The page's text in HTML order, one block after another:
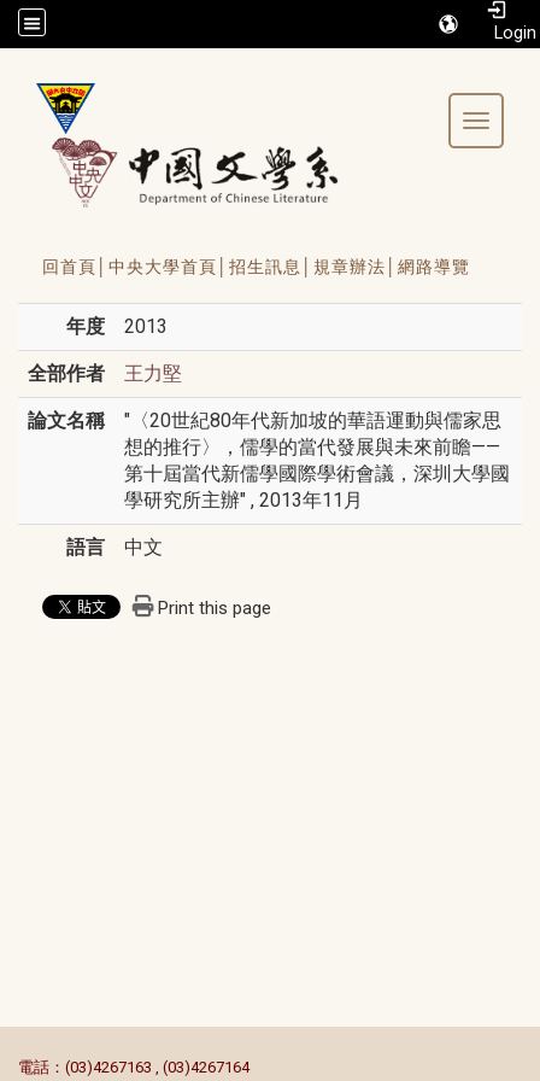
/accesskey"" title="Toolbar">:::
Toggle
回首頁│ 中央大學首頁│ 招生訊息│ 規章辦法│ 網路導覽
年度 2013
全部作者 王力堅
論文名稱
"〈20世紀80年代新加坡的華語運動與儒家思
想的推行〉，儒學的當代發展與未來前瞻——
第十屆當代新儒學國際學術會議，深圳大學國
學研究所主辦" , 2013年11月
語言 中文
Print this page
電話：(03)4267163 , (03)4267164